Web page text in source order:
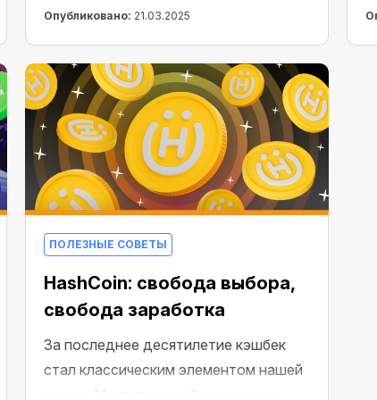
все покупки в криптовалюте! Теперь
получают этот кешбэк благодаря вам.
Опубликовано: 21.03.2025
ПОЛЕЗНЫЕ СОВЕТЫ
HashCoin: свобода выбора,
свобода заработка
За последнее десятилетие кэшбек
стал классическим элементом нашей
жизни. Мы получаем бесконечные